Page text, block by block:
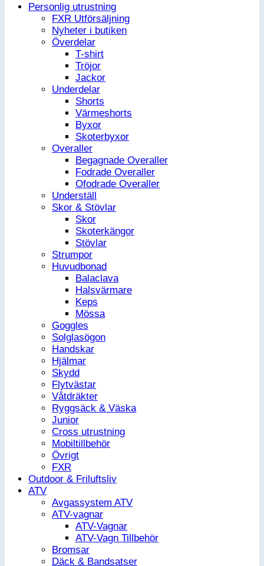
Personlig utrustning
FXR Utförsäljning
Nyheter i butiken
Överdelar
T-shirt
Tröjor
Jackor
Underdelar
Shorts
Värmeshorts
Byxor
Skoterbyxor
Overaller
Begagnade Overaller
Fodrade Overaller
Ofodrade Overaller
Underställ
Skor & Stövlar
Skor
Skoterkängor
Stövlar
Strumpor
Huvudbonad
Balaclava
Halsvärmare
Keps
Mössa
Goggles
Solglasögon
Handskar
Hjälmar
Skydd
Flytvästar
Våtdräkter
Ryggsäck & Väska
Junior
Cross utrustning
Mobiltillbehör
Övrigt
FXR
Outdoor & Friluftsliv
ATV
Avgassystem ATV
ATV-vagnar
ATV-Vagnar
ATV-Vagn Tillbehör
Bromsar
Däck & Bandsatser